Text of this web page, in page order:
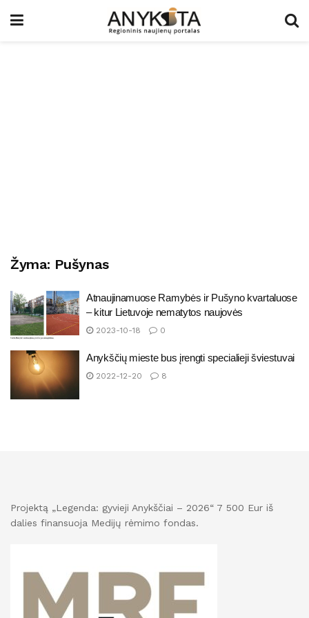
Žyma: Pušynas
Atnaujinamuose Ramybės ir Pušyno kvartaluose
– kitur Lietuvoje nematytos naujovės
2023-10-18 0
Anykščių mieste bus įrengti specialieji šviestuvai
2022-12-20 8
Projektą „Legenda: gyvieji Anykščiai – 2026“ 7 500 Eur iš
dalies finansuoja Medijų rėmimo fondas.